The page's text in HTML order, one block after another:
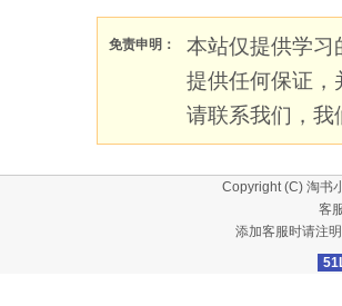
免责申明：
本站仅提供学习
提供任何保证，
请联系我们，我
Copyright (C) 淘书
客
添加客服时请注